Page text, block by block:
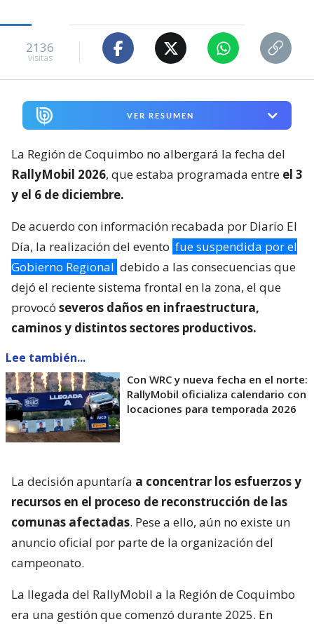
2136
visitas
VER RESUMEN
La Región de Coquimbo no albergará la fecha del
RallyMobil 2026, que estaba programada entre el 3
y el 6 de diciembre.
De acuerdo con información recabada por Diario El
Día, la realización del evento fue suspendida por el
Gobierno Regional debido a las consecuencias que
dejó el reciente sistema frontal en la zona, el que
provocó severos daños en infraestructura,
caminos y distintos sectores productivos.
Lee también...
Con WRC y nueva fecha en el norte:
RallyMobil oficializa calendario con
locaciones para temporada 2026
La decisión apuntaría a concentrar los esfuerzos y
recursos en el proceso de reconstrucción de las
comunas afectadas. Pese a ello, aún no existe un
anuncio oficial por parte de la organización del
campeonato.
La llegada del RallyMobil a la Región de Coquimbo
era una gestión que comenzó durante 2025. En